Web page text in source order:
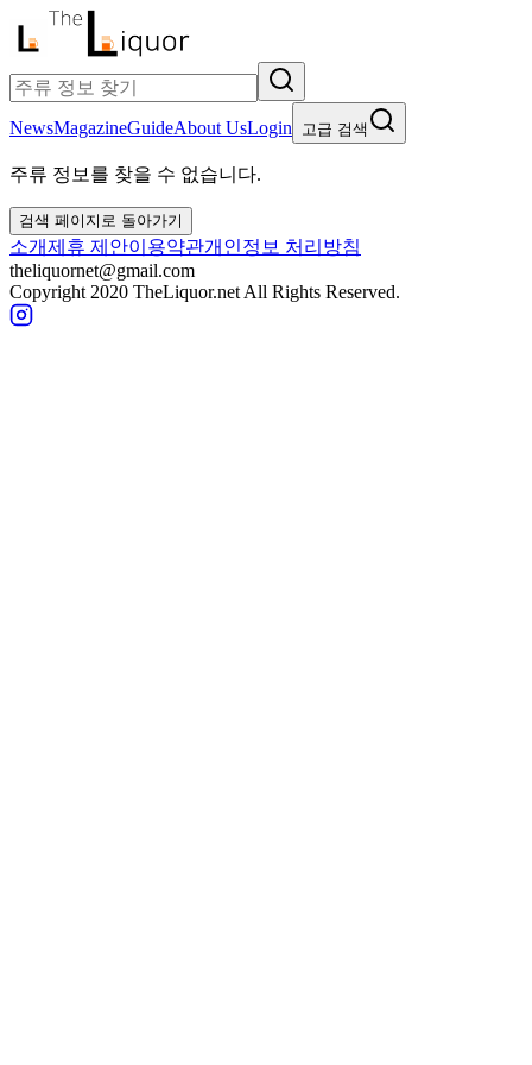
NewsMagazineGuideAbout UsLogin 고급 검색
주류 정보를 찾을 수 없습니다.
검색 페이지로 돌아가기
소개제휴 제안이용약관개인정보 처리방침
theliquornet@gmail.com
Copyright 2020 TheLiquor.net All Rights Reserved.